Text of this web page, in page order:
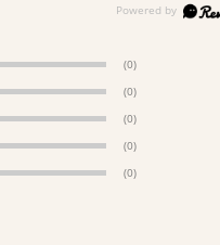
(0)
(0)
(0)
(0)
(0)